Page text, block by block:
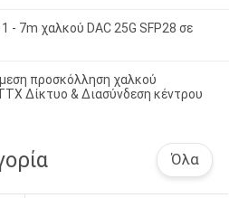
- 7m χαλκού DAC 25G SFP28 σε
προσκόλληση χαλκού
Δίκτυο & Διασύνδεση κέντρου
Όλα